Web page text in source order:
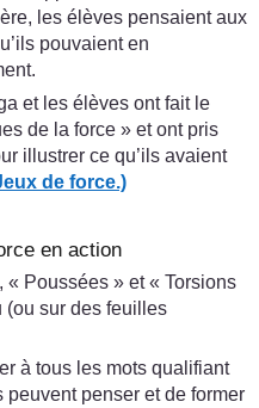
les élèves pensaient aux
pouvaient en
et les élèves ont fait le
de la force » et ont pris
illustrer ce qu’ils avaient
de force.)
en action
« Poussées » et « Torsions
(ou sur des feuilles
à tous les mots qualifiant
penser et de former